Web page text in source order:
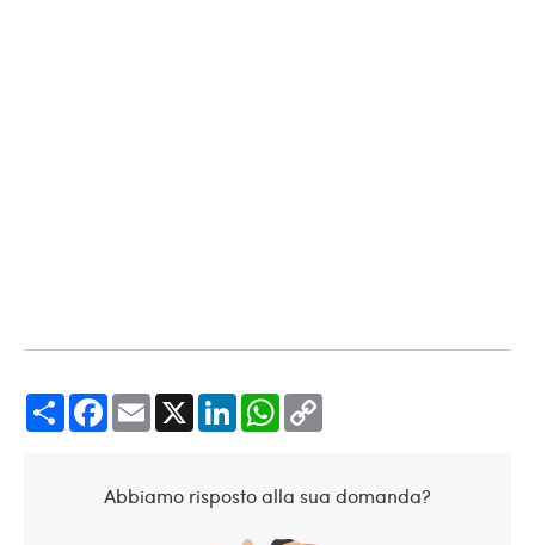
Share Facebook Email LinkedIn WhatsApp
Abbiamo risposto alla sua domanda?